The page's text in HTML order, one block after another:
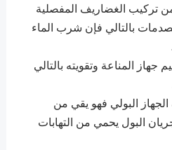
يشكل أكثر من80% من تركيب الغضاريف المفصلية
بالتالي فإن شرب الماء
المناعة وتقويته بالتالي
البولي فهو يقي من
البول يحمي من التهابات